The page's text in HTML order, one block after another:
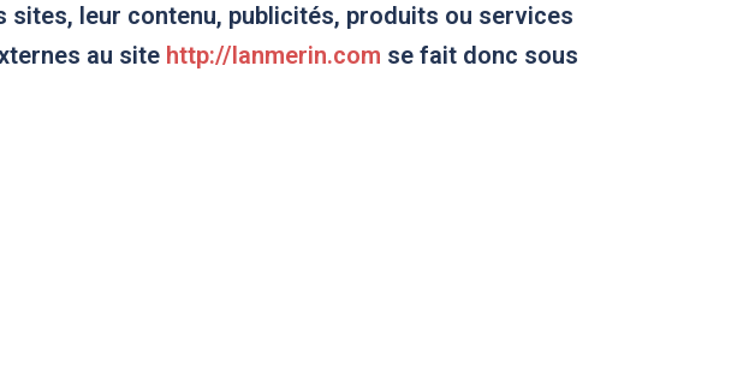
sites, leur contenu, publicités, produits ou services
au site http://lanmerin.com se fait donc sous